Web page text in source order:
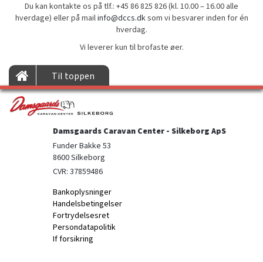
Du kan kontakte os på tlf.: +45 86 825 826 (kl. 10.00 – 16.00 alle
hverdage) eller på mailinfo@dccs.dksom vi besvarer inden for én
hverdag.
Vi leverer kun til brofaste øer.
Til toppen
Damsgaards Caravan Center - Silkeborg ApS
Funder Bakke 53
8600 Silkeborg
CVR: 37859486
Bankoplysninger
Handelsbetingelser
Fortrydelsesret
Persondatapolitik
If forsikring